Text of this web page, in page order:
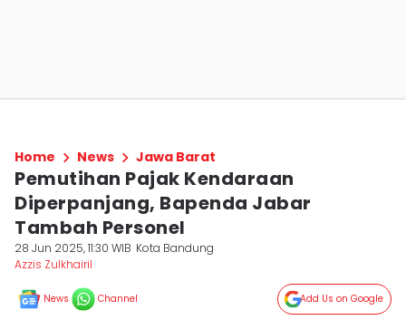
Home News Jawa Barat
Pemutihan Pajak Kendaraan
Diperpanjang, Bapenda Jabar
Tambah Personel
28 Jun 2025, 11:30 WIB Kota Bandung
Azzis Zulkhairil
News Channel Add Us on Google